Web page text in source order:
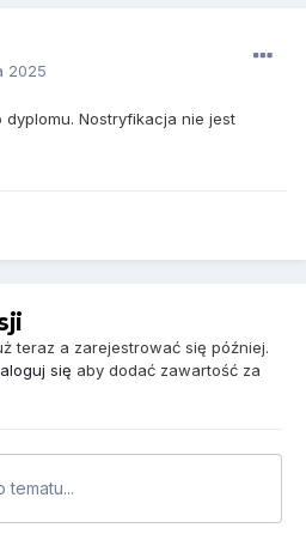
2025
dyplomu. Nostryfikacja nie jest
teraz a zarejestrować się później.
się aby dodać zawartość za